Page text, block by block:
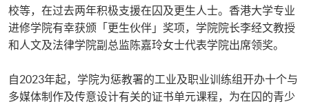
校等，在过去两年积极支援在囚及更生人士。香港大学专业
进修学院有幸获颁「更生伙伴」奖项，学院院长李经文教授
和人文及法律学院副总监陈嘉玲女士代表学院出席领奖。
自2023年起，学院为惩教署的工业及职业训练组开办十个与
多媒体制作及传意设计有关的证书单元课程，为在囚的青少